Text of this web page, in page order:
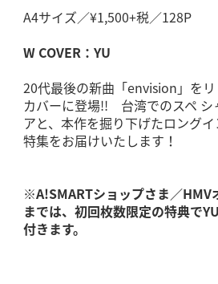
A4サイズ／¥1,500+税／128P
W COVER： YU
20代最後の新曲「envision」を
カバーに登場!! 台湾でのスペ シ
アと、本作を掘り下げたロング
特集をお届けいたします！
※A!SMARTショップさま／HMV
までは、初回枚数限定の特典でYU
付きます。